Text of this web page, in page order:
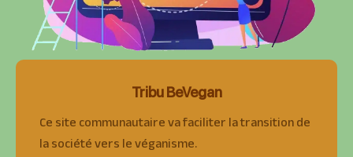
Tribu BeVegan
Ce site communautaire va faciliter la transition de
la société vers le véganisme.